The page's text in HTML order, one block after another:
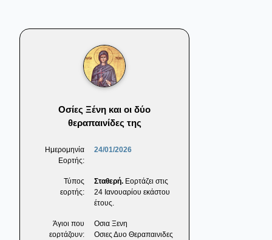
Οσίες Ξένη και οι δύο
θεραπαινίδες της
Ημερομηνία
Εορτής:
24/01/2026
Τύπος
εορτής:
Σταθερή. Εορτάζει στις
24 Ιανουαρίου εκάστου
έτους.
Άγιοι που
εορτάζουν:
Οσια Ξενη
Οσιες Δυο Θεραπαινιδες